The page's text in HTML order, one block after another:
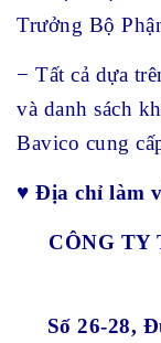
Trưởng Bộ
− Tất cả dựa
và danh sách
Bavico cung
♥ Địa chỉ làm
CÔNG TY
Số 26-28,